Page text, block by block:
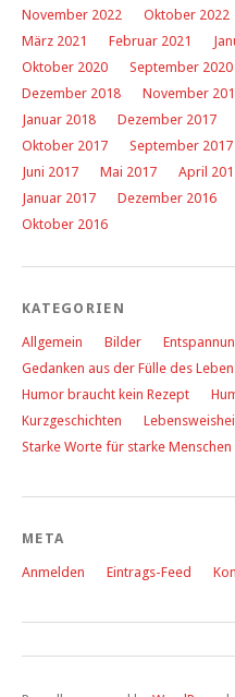
November 2022 Oktober 2022
März 2021
Februar 2021
Oktober 2020
September 2020
Dezember 2018
November
Januar 2018
Dezember 2017
Oktober 2017
September 2017
Juni 2017
Mai 2017 April
Januar 2017
Dezember 2016
Oktober 2016
KATEGORIEN
Allgemein Bilder
Gedanken aus der Fülle des
Humor braucht kein Rezept
Kurzgeschichten
Starke Worte für starke Menschen
META
Anmelden Eintrags-Feed